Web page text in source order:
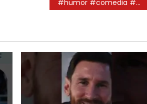
#humor #comedia #messi #leomessi